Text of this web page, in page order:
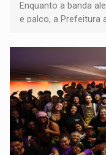
Enquanto a banda
e palco, a Prefeitura